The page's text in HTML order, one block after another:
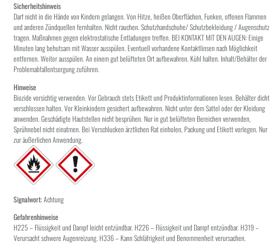
Sicherheitshinweis
Darf nicht in die Hände von Kindern gelangen. Von Hitze, heißen Oberflächen, Funken, offenen Flammen
und anderen Zündquellen fernhalten. Nicht rauchen. Schutzhandschuhe/ Schutzbekleidung / Augenschutz
tragen. Maßnahmen gegen elektrostatische Entladungen treffen. BEI KONTAKT MIT DEN AUGEN: Einige
Minuten lang behutsam mit Wasser ausspülen. Eventuell vorhandene Kontaktlinsen nach Möglichkeit
entfernen. Weiter ausspülen. An einem gut belüfteten Ort aufbewahren. Kühl halten. Inhalt/Behälter der
Problemabfallentsorgung zuführen.
Hinweise
Biozide vorsichtig verwenden. Vor Gebrauch stets Etikett und Produktinformationen lesen. Behälter dicht
verschlossen halten. Vor Kleinkindern gesichert aufbewahren. Nicht unter dem Sattel oder der Kleidung
anwenden. Geschädigte Hautstellen nicht besprühen. Nur in gut belüfteten Bereichen verwenden,
Sprühnebel nicht einatmen. Bei Verschlucken ärztlichen Rat einholen, Packung und Etikett vorlegen. Nur
zur äußerlichen Anwendung.
Signalwort: Achtung
Gefahrenhinweise
H225 – Flüssigkeit und Dampf leicht entzündbar. H226 – Flüssigkeit und Dampf entzündbar. H319 –
Verursacht schwere Augenreizung. H336 – Kann Schläfrigkeit und Benommenheit verursachen.